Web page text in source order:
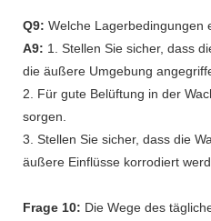
Q9: Welche Lagerbedingungen
A9: 1. Stellen Sie sicher, dass
die äußere Umgebung
2. Für gute Belüftung in der
sorgen.
3. Stellen Sie sicher, dass die
äußere Einflüsse korrodiert
Frage 10: Die Wege des